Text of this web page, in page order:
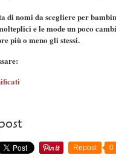
dinomi da scegliere per
e le mode un poco
più o meno gli stessi.
Repost 0